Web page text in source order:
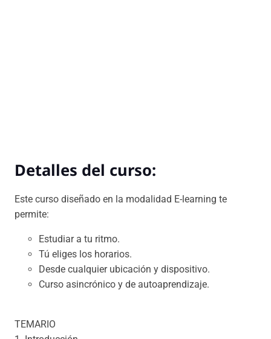
Detalles del curso:
Este curso diseñado en la modalidad E-learning te
permite:
Estudiar a tu ritmo.
Tú eliges los horarios.
Desde cualquier ubicación y dispositivo.
Curso asincrónico y de autoaprendizaje.
TEMARIO